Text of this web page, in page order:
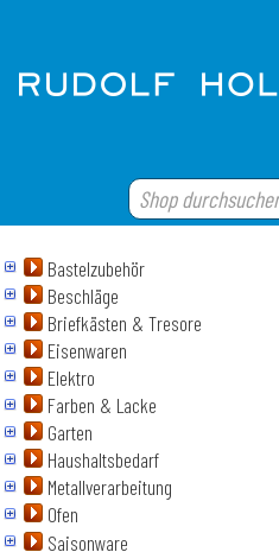
Bastelzubehör
Beschläge
Briefkästen & Tresore
Eisenwaren
Elektro
Farben & Lacke
Garten
Haushaltsbedarf
Metallverarbeitung
Ofen
Saisonware